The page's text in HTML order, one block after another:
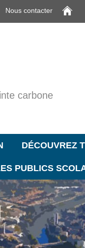
Nous contacter
carbone
DÉCOUVREZ
PUBLICS